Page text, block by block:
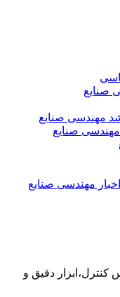
صنایع
مهندسی صنایع
صنایع
مهندسی صنایع
دقيق و